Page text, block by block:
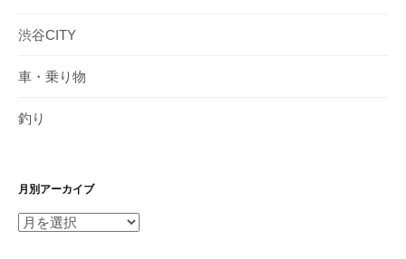
渋谷CITY
車・乗り物
釣り
月別アーカイブ
月